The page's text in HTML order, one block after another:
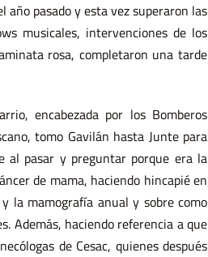
año pasado y esta vez superaron las
musicales, intervenciones de los
rosa, completaron una tarde
encabezada por los Bomberos
tomo Gavilán hasta Junte para
al pasar y preguntar porque era la
de mama, haciendo hincapié en
la mamografía anual y sobre como
Además, haciendo referencia a que
de Cesac, quienes después